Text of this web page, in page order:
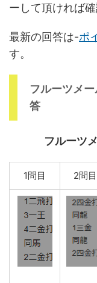
ーして頂ければ
最新の回答は-ポ
す。
フルーツメ
答
フルーツ
1問目 2問目